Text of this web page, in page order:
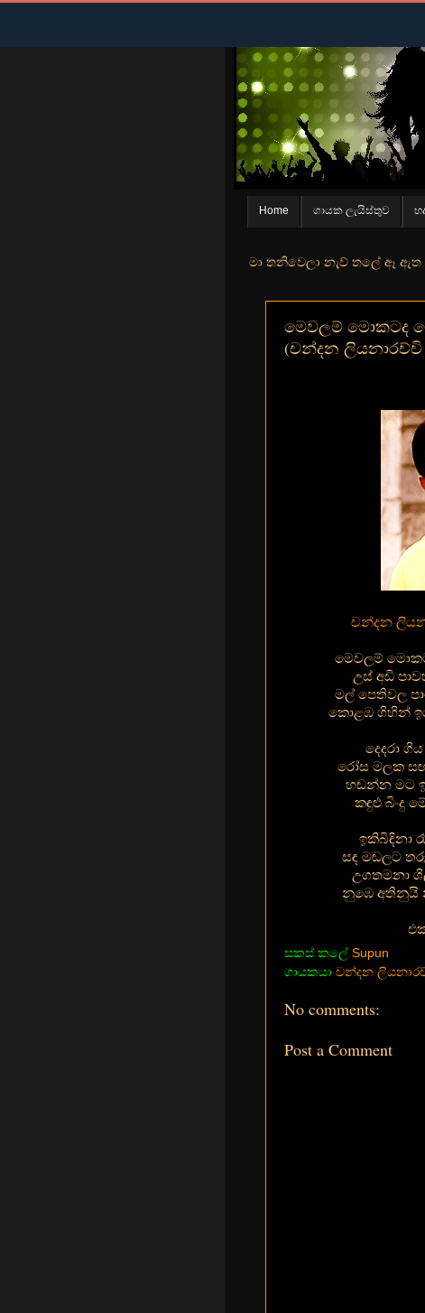
Home ගායක ලැයිස්තුව
මුහුදු තීරේ ගල් මල් පිපුන යායේ මා තනිවෙලා නැව් තලේ ඈ ඇත ඇගේ
මෙවලම් මොකටද
(චන්දන ලියනාරච්චි -
චන්දන
මෙවලම්
උස් අඩි
මල් පෙතිවල
කොළඹ ගිහින්
දෙදරා
රෝස මලක
හඬන්න මට
කඳුළු බිංදු
ඉකිබිඳිනා
සඳ මඬලට
උගතමනා
නුඹෙ අතිනුයි
සකස් කලේ Supun
ගායකයා චන්දන
No comments:
Post a Comment